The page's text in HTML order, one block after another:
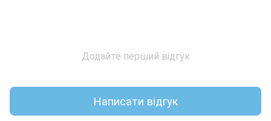
Додайте перший відгук
Написати відгук